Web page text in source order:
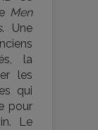
Men
. Une
la
les
qui
pour
Le